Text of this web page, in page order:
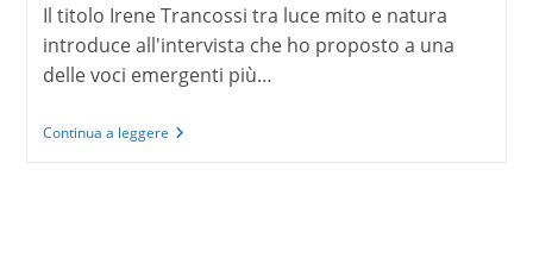
Il titolo Irene Trancossi tra luce mito e natura
introduce all'intervista che ho proposto a una
delle voci emergenti più…
Continua a leggereIrene